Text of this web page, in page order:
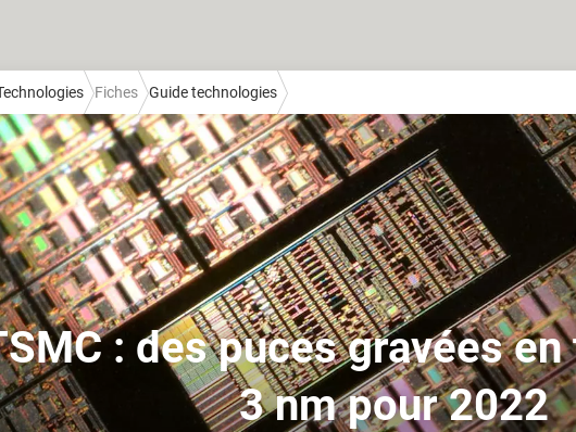
Fiches Guide technologies
: des puces gravées
3 nm pour 2022